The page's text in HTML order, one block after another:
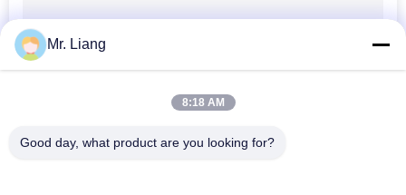
Mr. Liang
8:18 AM
Good day, what product are you looking for?